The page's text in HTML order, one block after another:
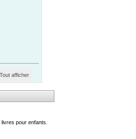
Tout afficher
pour enfants.